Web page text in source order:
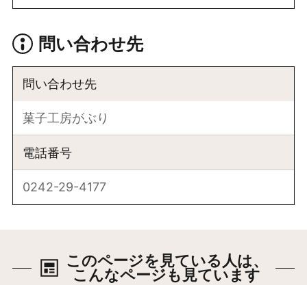
問い合わせ先
問い合わせ先
菓子工房がぶり
電話番号
0242-29-4177
このページを見ている人は、
こんなページも見ています